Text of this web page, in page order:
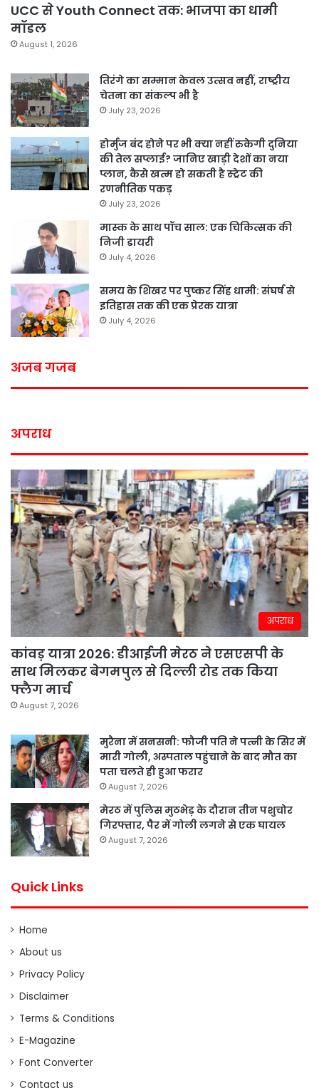
UCC से Youth Connect तक: भाजपा का धामी
मॉडल
August 1, 2026
तिरंगे का सम्मान केवल उत्सव नहीं, राष्ट्रीय
चेतना का संकल्प भी है
July 23, 2026
होर्मुज बंद होने पर भी क्या नहीं रुकेगी दुनिया
की तेल सप्लाई? जानिए खाड़ी देशों का नया
प्लान, कैसे खत्म हो सकती है स्ट्रेट की
रणनीतिक पकड़
July 23, 2026
मास्क के साथ पॉच साल: एक चिकित्सक की
निजी डायरी
July 4, 2026
समय के शिखर पर पुष्कर सिंह धामी: संघर्ष से
इतिहास तक की एक प्रेरक यात्रा
July 4, 2026
अजब गजब
अपराध
अपराध
कांवड़ यात्रा 2026: डीआईजी मेरठ ने एसएसपी के
साथ मिलकर बेगमपुल से दिल्ली रोड तक किया
फ्लैग मार्च
August 7, 2026
मुरैना में सनसनी: फौजी पति ने पत्नी के सिर में
मारी गोली, अस्पताल पहुंचाने के बाद मौत का
पता चलते ही हुआ फरार
August 7, 2026
मेरठ में पुलिस मुठभेड़ के दौरान तीन पशुचोर
गिरफ्तार, पैर में गोली लगने से एक घायल
August 7, 2026
Quick Links
Home
About us
Privacy Policy
Disclaimer
Terms & Conditions
E-Magazine
Font Converter
Contact us